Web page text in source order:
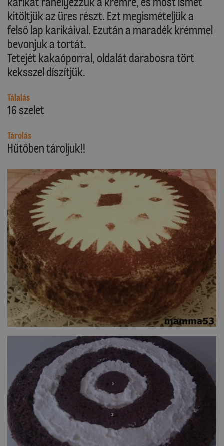
kitöltjük az üres részt. Ezt megismételjük a
felső lap karikáival. Ezután a maradék krémmel
bevonjuk a tortát.
Tetejét kakaóporral, oldalát darabosra tört
keksszel díszítjük.
Tálalás
16 szelet
Tárolás
Hűtőben tároljuk!!